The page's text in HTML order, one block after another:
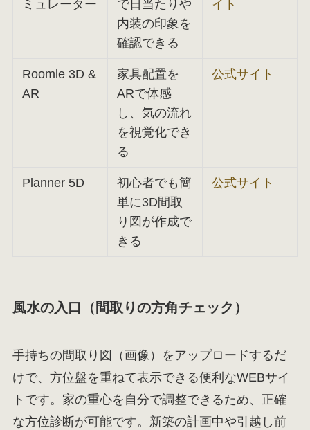
ミュレーター
で日当たりや
内装の印象を
確認できる
イト
Roomle 3D &
AR
家具配置を
ARで体感
し、気の流れ
を視覚化でき
る
公式サイト
Planner 5D
初心者でも簡
単に3D間取
り図が作成で
きる
公式サイト
風水の入口（間取りの方角チェック）
手持ちの間取り図（画像）をアップロードするだ
けで、方位盤を重ねて表示できる便利なWEBサイ
トです。家の重心を自分で調整できるため、正確
な方位診断が可能です。新築の計画中や引越し前